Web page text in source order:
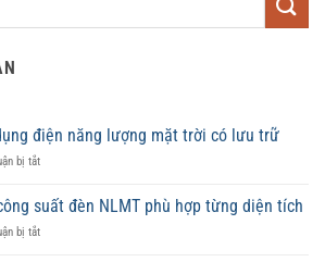
điện năng lượng mặt trời có lưu trữ
bị tắtở
nên
sử
dụng
suất đèn NLMT phù hợp từng diện tích
bị tắtở